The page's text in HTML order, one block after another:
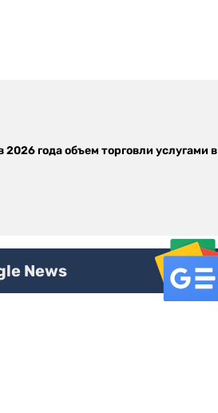
года объем торговли услугами в
News